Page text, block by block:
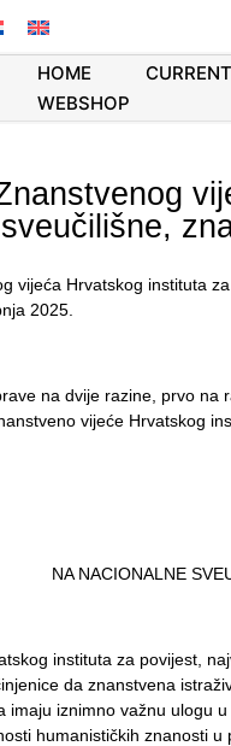
HOME
WEBSHOP
vijeća Hrvatskog instituta
2025.
na dvije razine, prvo na
vijeće Hrvatskog
NA NACIONALNE
instituta za povijest,
da znanstvena
imaju iznimno važnu ulogu
humanističkih znanosti u